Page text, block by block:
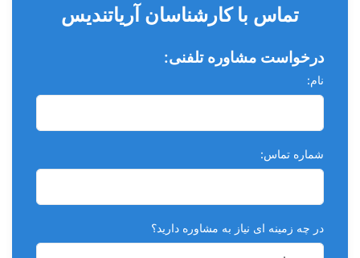
مشخصات فنی کوره پرسلن Vsmile VPF
1000 :
دمای حداکثری:
ولتاژ کاری:AC 220 V، 50 Hz یا 60 Hz
توان مصرفی حداکثر:۱۵۰۰ وات
ابعاد دستگاه:۲۶ × ۵۲ × ۳۲ سانتی‌متر
تماس با کارشناسان آریاتندیس
درخواست مشاوره تلفنی:
نام:
شماره تماس:
در چه زمینه ای نیاز به مشاوره دارید؟